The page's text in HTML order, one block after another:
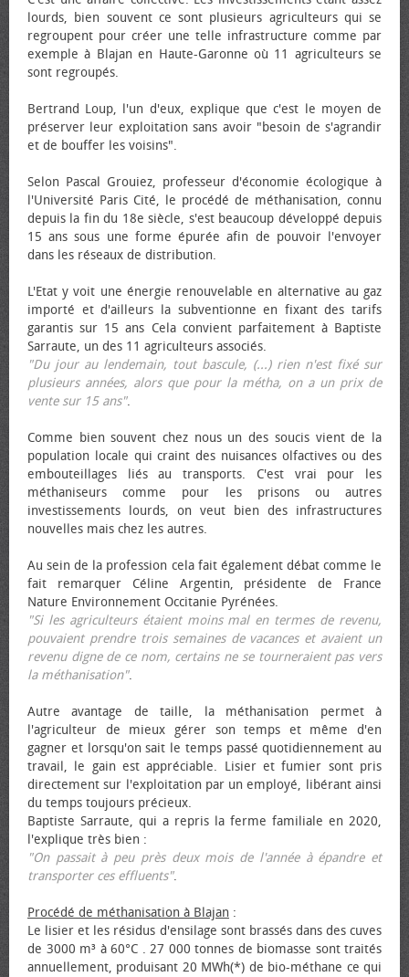
lourds, bien souvent ce sont plusieurs agriculteurs qui se
regroupent pour créer une telle infrastructure comme par
exemple à Blajan en Haute-Garonne où 11 agriculteurs se
sont regroupés.
Bertrand Loup, l'un d'eux, explique que c'est le moyen de
préserver leur exploitation sans avoir "besoin de s'agrandir
et de bouffer les voisins".
Selon Pascal Grouiez, professeur d'économie écologique à
l'Université Paris Cité, le procédé de méthanisation, connu
depuis la fin du 18e siècle, s'est beaucoup développé depuis
15 ans sous une forme épurée afin de pouvoir l'envoyer
dans les réseaux de distribution.
L'Etat y voit une énergie renouvelable en alternative au gaz
importé et d'ailleurs la subventionne en fixant des tarifs
garantis sur 15 ans Cela convient parfaitement à Baptiste
Sarraute, un des 11 agriculteurs associés.
"Du jour au lendemain, tout bascule, (...) rien n'est fixé sur
plusieurs années, alors que pour la métha, on a un prix de
vente sur 15 ans".
Comme bien souvent chez nous un des soucis vient de la
population locale qui craint des nuisances olfactives ou des
embouteillages liés au transports. C'est vrai pour les
méthaniseurs comme pour les prisons ou autres
investissements lourds, on veut bien des infrastructures
nouvelles mais chez les autres.
Au sein de la profession cela fait également débat comme le
fait remarquer Céline Argentin, présidente de France
Nature Environnement Occitanie Pyrénées.
"Si les agriculteurs étaient moins mal en termes de revenu,
pouvaient prendre trois semaines de vacances et avaient un
revenu digne de ce nom, certains ne se tourneraient pas vers
la méthanisation".
Autre avantage de taille, la méthanisation permet à
l'agriculteur de mieux gérer son temps et même d'en
gagner et lorsqu'on sait le temps passé quotidiennement au
travail, le gain est appréciable. Lisier et fumier sont pris
directement sur l'exploitation par un employé, libérant ainsi
du temps toujours précieux.
Baptiste Sarraute, qui a repris la ferme familiale en 2020,
l'explique très bien :
"On passait à peu près deux mois de l'année à épandre et
transporter ces effluents".
Procédé de méthanisation à Blajan :
Le lisier et les résidus d'ensilage sont brassés dans des cuves
de 3000 m³ à 60°C . 27 000 tonnes de biomasse sont traités
annuellement, produisant 20 MWh(*) de bio-méthane ce qui